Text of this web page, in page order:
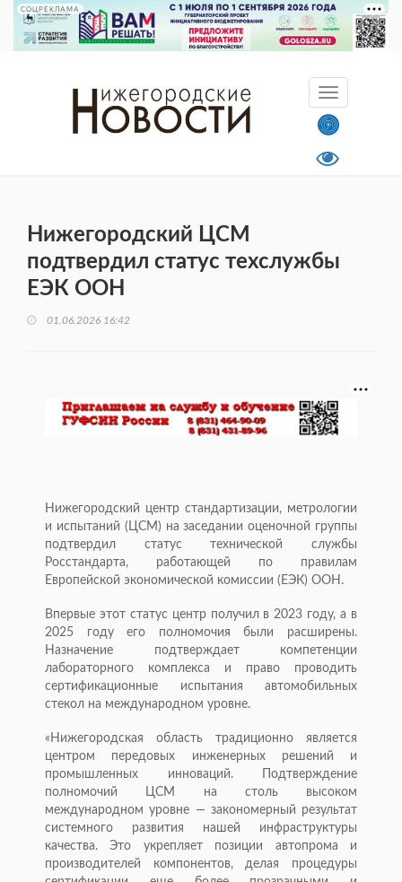
СОЦРЕКЛАМА
Нижегородский ЦСМ
подтвердил статус техслужбы
ЕЭК ООН
01.06.2026 16:42
Нижегородский центр стандартизации, метрологии
и испытаний (ЦСМ) на заседании оценочной группы
подтвердил статус технической службы
Росстандарта, работающей по правилам
Европейской экономической комиссии (ЕЭК) ООН.
Впервые этот статус центр получил в 2023 году, а в
2025 году его полномочия были расширены.
Назначение подтверждает компетенции
лабораторного комплекса и право проводить
сертификационные испытания автомобильных
стекол на международном уровне.
«Нижегородская область традиционно является
центром передовых инженерных решений и
промышленных инноваций. Подтверждение
полномочий ЦСМ на столь высоком
международном уровне — закономерный результат
системного развития нашей инфраструктуры
качества. Это укрепляет позиции автопрома и
производителей компонентов, делая процедуры